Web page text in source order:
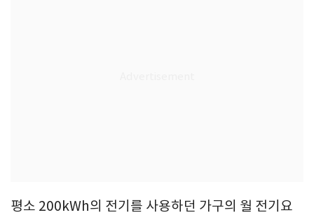
평소 200kWh의 전기를 사용하던 가구의 월 전기요